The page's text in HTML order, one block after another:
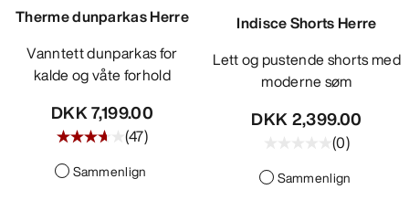
Therme dunparkas Herre
Vanntett dunparkas for
kalde og våte forhold
DKK 7,199.00
(47)
Sammenlign
Indisce Shorts Herre
Lett og pustende shorts med
moderne søm
DKK 2,399.00
(0)
Sammenlign